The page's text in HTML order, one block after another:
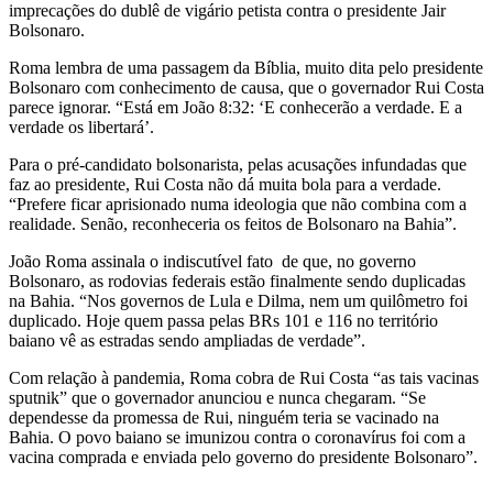
imprecações do dublê de vigário petista contra o presidente Jair
Bolsonaro.
Roma lembra de uma passagem da Bíblia, muito dita pelo presidente
Bolsonaro com conhecimento de causa, que o governador Rui Costa
parece ignorar. “Está em João 8:32: ‘E conhecerão a verdade. E a
verdade os libertará’.
Para o pré-candidato bolsonarista, pelas acusações infundadas que
faz ao presidente, Rui Costa não dá muita bola para a verdade.
“Prefere ficar aprisionado numa ideologia que não combina com a
realidade. Senão, reconheceria os feitos de Bolsonaro na Bahia”.
João Roma assinala o indiscutível fato de que, no governo
Bolsonaro, as rodovias federais estão finalmente sendo duplicadas
na Bahia. “Nos governos de Lula e Dilma, nem um quilômetro foi
duplicado. Hoje quem passa pelas BRs 101 e 116 no território
baiano vê as estradas sendo ampliadas de verdade”.
Com relação à pandemia, Roma cobra de Rui Costa “as tais vacinas
sputnik” que o governador anunciou e nunca chegaram. “Se
dependesse da promessa de Rui, ninguém teria se vacinado na
Bahia. O povo baiano se imunizou contra o coronavírus foi com a
vacina comprada e enviada pelo governo do presidente Bolsonaro”.